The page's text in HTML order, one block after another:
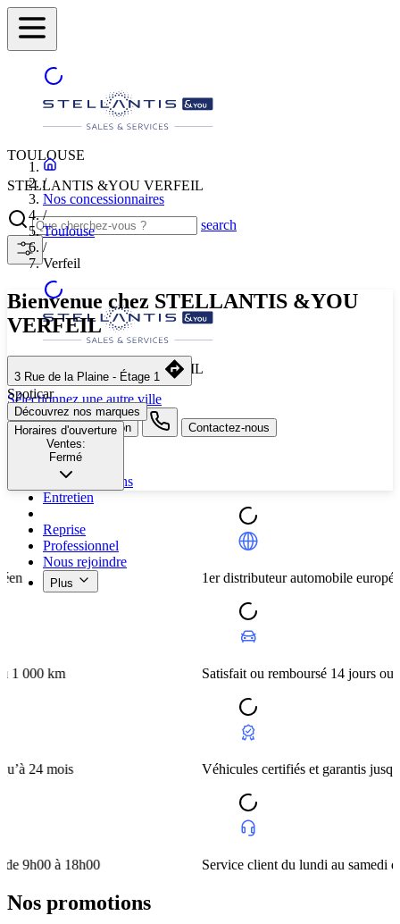
TOULOUSE
STELLANTIS &YOU VERFEIL
search
STELLANTIS &YOU VERFEIL
Sélectionnez une autre ville
search button - icon Contactez-nous
Occasion
Nos promotions
Entretien
Reprise
Professionnel
Nous rejoindre
Plus
/
Nos concessionnaires
/
Toulouse
/
Verfeil
Bienvenue chez STELLANTIS &YOU
VERFEIL
3 Rue de la Plaine - Étage 1
Spoticar
Découvrez nos marques
Horaires d'ouverture
Ventes:
Fermé
18h00
1er distributeur automobile européen
Satisfait ou remboursé 14 jours ou 1 000 km
Véhicules certifiés et garantis jusqu’à 24
Service client du lundi au samedi de 9h00 à
Nos promotions